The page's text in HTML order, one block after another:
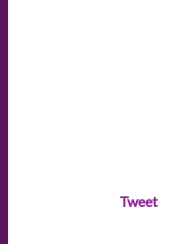
Tweet